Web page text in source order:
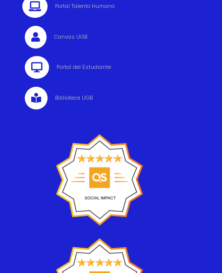
 Portal Talento Humano
 Canvas UGB
 Portal del Estudiante
 Biblioteca UGB